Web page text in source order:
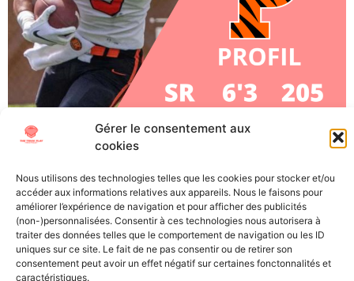
Gérer le consentement aux
cookies
Nous utilisons des technologies telles que les cookies pour stocker et/ou
accéder aux informations relatives aux appareils. Nous le faisons pour
améliorer l’expérience de navigation et pour afficher des publicités
(non-)personnalisées. Consentir à ces technologies nous autorisera à
traiter des données telles que le comportement de navigation ou les ID
uniques sur ce site. Le fait de ne pas consentir ou de retirer son
consentement peut avoir un effet négatif sur certaines fonctonnalités et
caractéristiques.
Andrei Iosivas, WR, Princeton (Senior) À l’approche de la
Draft NFL 2023, The Trick Play vous propose de vous
Découvrez les futures stars (ou désillusions) de la NFL
grâce à nos « scouting reports », les présentations
détaillées des meilleurs joueurs universitaires. Direction
l’Ivy League à Princeton pour […]